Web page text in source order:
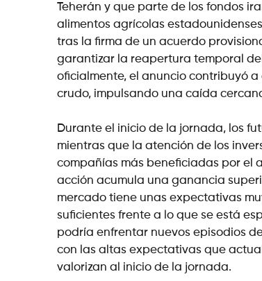
Teherán y que parte de los fondos
alimentos agrícolas
tras la firma de un acuerdo
garantizar la reapertura temporal
oficialmente, el anuncio contribuyó
crudo, impulsando una caída
Durante el inicio de la jornada, los
mientras que la atención de los
compañías más beneficiadas por el
acción acumula una ganancia
mercado tiene unas expectativas
suficientes frente a lo que se está
podría enfrentar nuevos episodios
con las altas expectativas que
valorizan al inicio de la jornada.